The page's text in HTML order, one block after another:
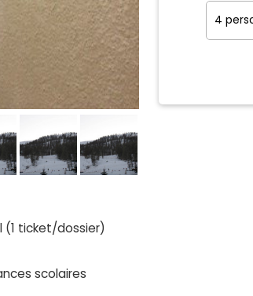
(1 ticket/dossier)
scolaires